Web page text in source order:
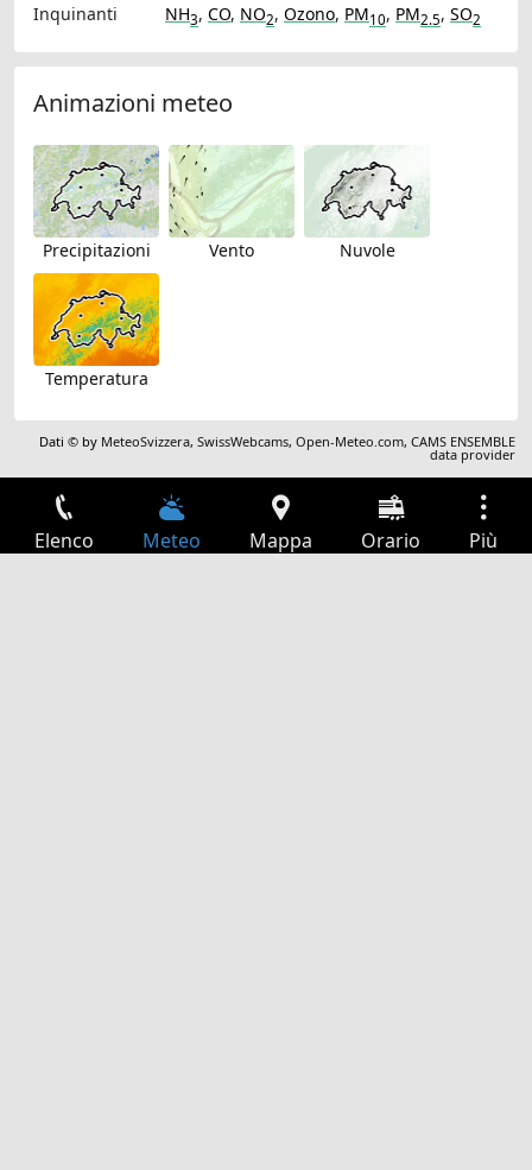
Inquinanti
NH3, CO, NO2, Ozono, PM10, PM2.5, SO2
Animazioni meteo
Precipitazioni Vento Nuvole
Temperatura
Dati © by MeteoSvizzera,SwissWebcams,Open-Meteo.com,CAMS ENSEMBLE
data provider
Elenco Meteo Mappa Orario Più